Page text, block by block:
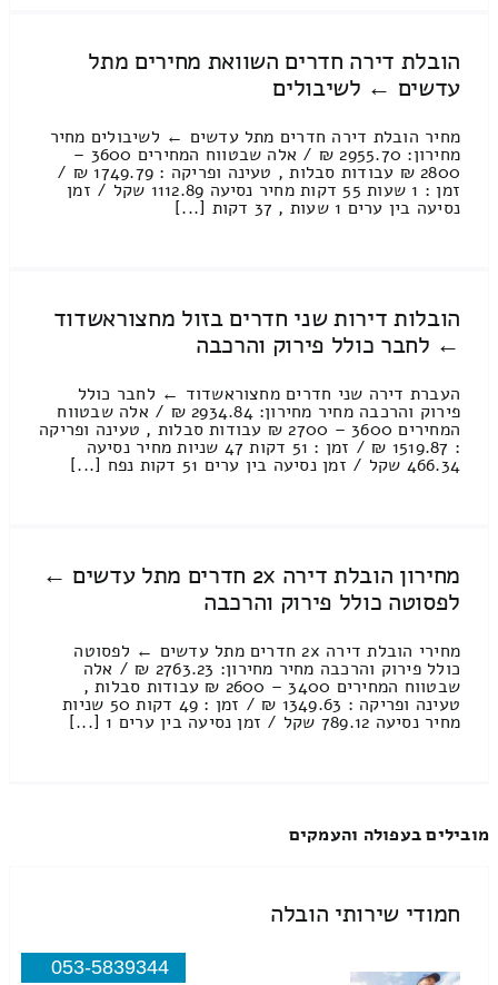
הובלת דירה חדרים השוואת מחירים מתל
עדשים ← לשיבולים
מחיר הובלת דירה חדרים מתל עדשים ← לשיבולים מחיר
מחירון: 2955.70 ₪ / אלה שבטווח המחירים 3600 –
2800 ₪ עבודות סבלות , טעינה ופריקה : 1749.79 ₪ /
זמן : 1 שעות 55 דקות מחיר נסיעה 1112.89 שקל / זמן
נסיעה בין ערים 1 שעות , 37 דקות [...]
הובלות דירות שני חדרים בזול מחצוראשדוד
← לחבר כולל פירוק והרכבה
העברת דירה שני חדרים מחצוראשדוד ← לחבר כולל
פירוק והרכבה מחיר מחירון: 2934.84 ₪ / אלה שבטווח
המחירים 3600 – 2700 ₪ עבודות סבלות , טעינה ופריקה
: 1519.87 ₪ / זמן : 51 דקות 47 שניות מחיר נסיעה
466.34 שקל / זמן נסיעה בין ערים 51 דקות נפח [...]
מחירון הובלת דירה 2x חדרים מתל עדשים ←
לפסוטה כולל פירוק והרכבה
מחירי הובלת דירה 2x חדרים מתל עדשים ← לפסוטה
כולל פירוק והרכבה מחיר מחירון: 2763.23 ₪ / אלה
שבטווח המחירים 3400 – 2600 ₪ עבודות סבלות ,
טעינה ופריקה : 1349.63 ₪ / זמן : 49 דקות 50 שניות
מחיר נסיעה 789.12 שקל / זמן נסיעה בין ערים 1 [...]
מובילים בעפולה והעמקים
חמודי שירותי הובלה
053-5839344